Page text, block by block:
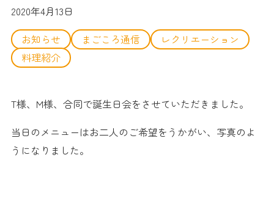
2020年4月13日
お知らせ
まごころ通信
レクリエーション
料理紹介
T様、M様、合同で誕生日会をさせていただきました。
当日のメニューはお二人のご希望をうかがい、写真のよ
うになりました。